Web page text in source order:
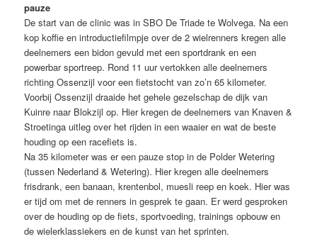
pauze
De start van de clinic was in SBO De Triade te Wolvega. Na een
kop koffie en introductiefilmpje over de 2 wielrenners kregen alle
deelnemers een bidon gevuld met een sportdrank en een
powerbar sportreep. Rond 11 uur vertokken alle deelnemers
richting Ossenzijl voor een fietstocht van zo’n 65 kilometer.
Voorbij Ossenzijl draaide het gehele gezelschap de dijk van
Kuinre naar Blokzijl op. Hier kregen de deelnemers van Knaven &
Stroetinga uitleg over het rijden in een waaier en wat de beste
houding op een racefiets is.
Na 35 kilometer was er een pauze stop in de Polder Wetering
(tussen Nederland & Wetering). Hier kregen alle deelnemers
frisdrank, een banaan, krentenbol, muesli reep en koek. Hier was
er tijd om met de renners in gesprek te gaan. Er werd gesproken
over de houding op de fiets, sportvoeding, trainings opbouw en
de wielerklassiekers en de kunst van het sprinten.